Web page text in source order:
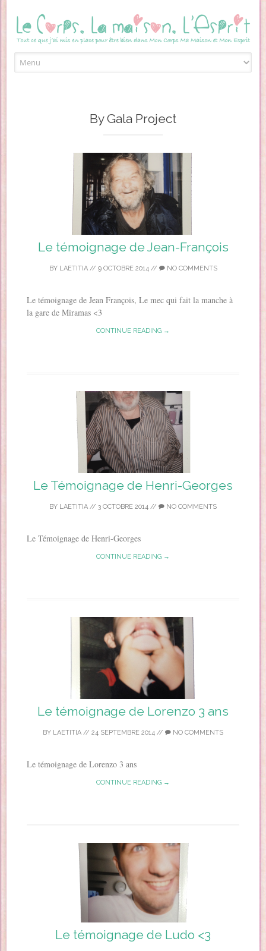
By Gala Project
Le témoignage de Jean-François
BY LAETITIA// 9 OCTOBRE 2014 // NO COMMENTS
Le témoignage de Jean François, Le mec qui fait la manche à
la gare de Miramas <3
CONTINUE READING →
Le Témoignage de Henri-Georges
BY LAETITIA // 3 OCTOBRE 2014 // NO COMMENTS
Le Témoignage de Henri-Georges
CONTINUE READING →
Le témoignage de Lorenzo 3 ans
BY LAETITIA // 24 SEPTEMBRE 2014 // NO COMMENTS
Le témoignage de Lorenzo 3 ans
CONTINUE READING →
Le témoignage de Ludo <3